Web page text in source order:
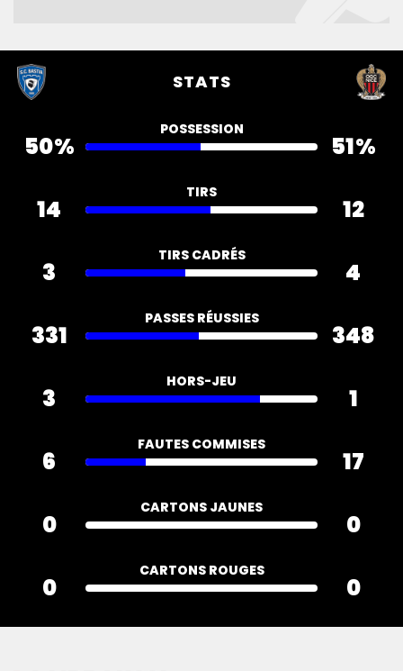
STATS
POSSESSION
50% 51%
TIRS
14 12
TIRS CADRÉS
3 4
PASSES RÉUSSIES
331 348
HORS-JEU
3 1
FAUTES COMMISES
6 17
CARTONS JAUNES
0 0
CARTONS ROUGES
0 0